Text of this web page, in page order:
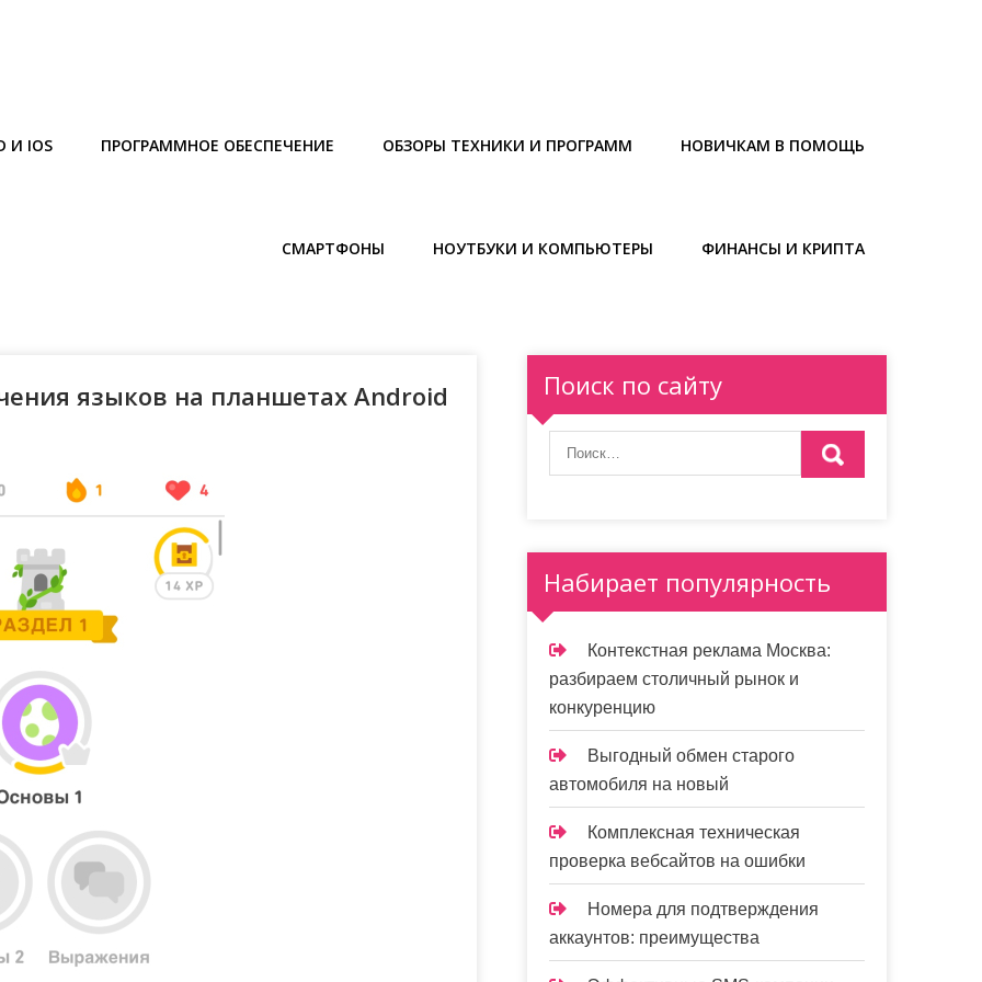
И IOS ПРОГРАММНОЕ ОБЕСПЕЧЕНИЕ ОБЗОРЫ ТЕХНИКИ И ПРОГРАММ НОВИЧКАМ В ПОМОЩЬ
СМАРТФОНЫ НОУТБУКИ И КОМПЬЮТЕРЫ ФИНАНСЫ И КРИПТА
языков на планшетах Android Поиск по сайту
Набирает популярность
Контекстная реклама Москва:
разбираем столичный рынок и
конкуренцию
Выгодный обмен старого
автомобиля на новый
Комплексная техническая
проверка вебсайтов на ошибки
Номера для подтверждения
аккаунтов: преимущества